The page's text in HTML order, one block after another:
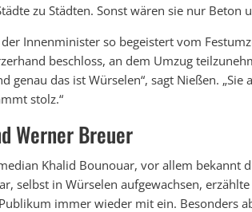
zu Städten. Sonst wären sie nur Beton
Innenminister so begeistert vom
beschloss, an dem Umzug
das ist Würselen“, sagt Nießen. „Sie
stolz.“
Werner Breuer
Khalid Bounouar, vor allem bekannt
selbst in Würselen aufgewachsen,
immer wieder mit ein. Besonders